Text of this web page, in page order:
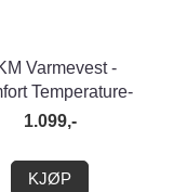
Varmevest -
Temperature-
1.099,-
KJØP